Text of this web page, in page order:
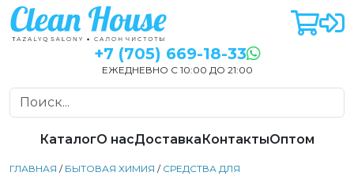
+7 (705) 669-18-33
ЕЖЕДНЕВНО С 10:00 ДО 21:00
КаталогО насДоставкаКонтактыОптом
ГЛАВНАЯ / БЫТОВАЯ ХИМИЯ / СРЕДСТВА ДЛЯ